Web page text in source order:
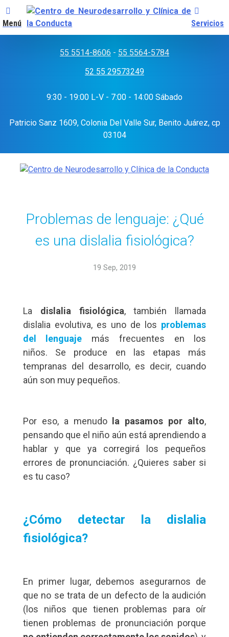
55 5514-8606 - 55 5564-5784
52 55 29573249
9:30 - 19:00 L-V - 7:00 - 14:00 Sábado
Patricio Sanz 1609, Colonia Del Valle Sur, Benito Juárez, cp
03104
Problemas de lenguaje: ¿Qué
es una dislalia fisiológica?
19 Sep, 2019
La dislalia fisiológica, también llamada
dislalia evolutiva, es uno de los problemas
del lenguaje más frecuentes en los
niños. Se produce en las etapas más
tempranas del desarrollo, es decir, cuando
aún son muy pequeños.
Por eso, a menudo la pasamos por alto,
pensando que el niño aún está aprendiendo a
hablar y que ya corregirá los pequeños
errores de pronunciación. ¿Quieres saber si
es tu caso?
¿Cómo detectar la dislalia
fisiológica?
En primer lugar, debemos asegurarnos de
que no se trata de un defecto de la audición
(los niños que tienen problemas para oír
tienen problemas de pronunciación porque
Menú Servicios